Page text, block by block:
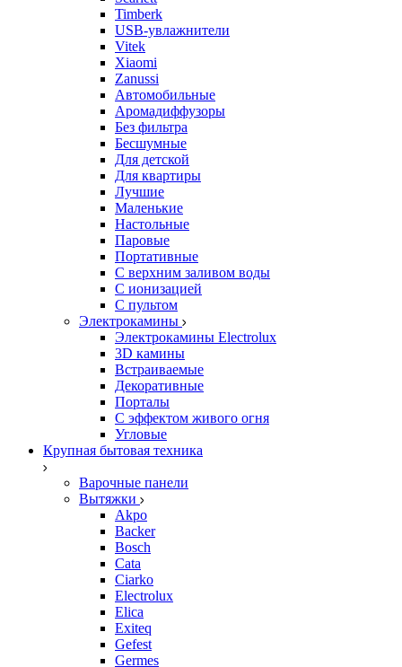
Timberk
USB-увлажнители
Vitek
Xiaomi
Zanussi
Автомобильные
Аромадиффузоры
Без фильтра
Бесшумные
Для детской
Для квартиры
Лучшие
Маленькие
Настольные
Паровые
Портативные
С верхним заливом воды
С ионизацией
С пультом
Электрокамины
Электрокамины Electrolux
3D камины
Встраиваемые
Декоративные
Порталы
С эффектом живого огня
Угловые
Крупная бытовая техника
Варочные панели
Вытяжки
Akpo
Backer
Bosch
Cata
Ciarko
Electrolux
Elica
Exiteq
Gefest
Germes